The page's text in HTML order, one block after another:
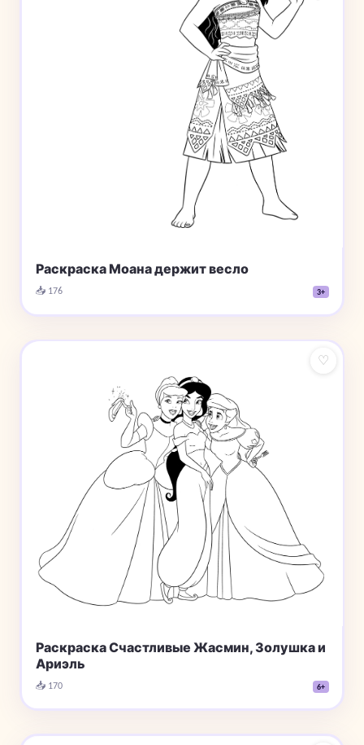
Раскраска Моана держит весло
📥 176 3+
♡
Раскраска Счастливые Жасмин, Золушка и
Ариэль
📥 170 6+